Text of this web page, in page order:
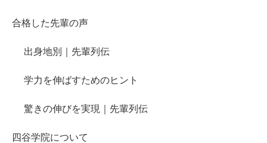
合格した先輩の声
出身地別｜先輩列伝
学力を伸ばすためのヒント
驚きの伸びを実現｜先輩列伝
四谷学院について